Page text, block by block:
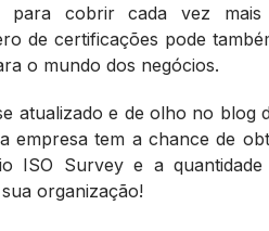
para cobrir cada vez
de certificações pode
o mundo dos negócios.
atualizado e de olho no blog
empresa tem a chance de
ISO Survey e a
organização!